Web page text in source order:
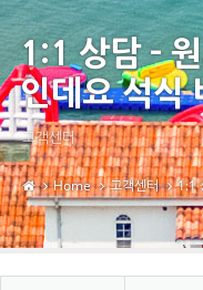
1:1 상담 -
인데요 석식
고객센터
Home 고객센터 1:1